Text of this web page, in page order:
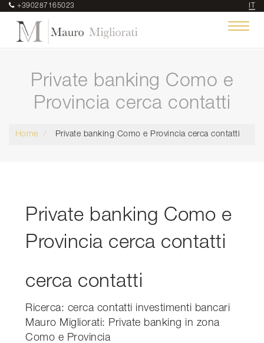
+390287165023
Toggle
Private banking Como e
Provincia cerca contatti
Home Private banking Como e Provincia cerca contatti
Private banking Como e
Provincia cerca contatti
cerca contatti
Ricerca: cerca contatti investimenti bancari
Mauro Migliorati: Private banking in zona
Como e Provincia